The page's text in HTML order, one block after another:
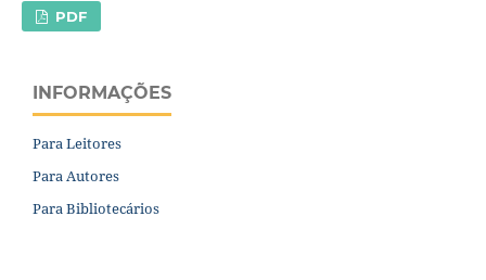
PDF
INFORMAÇÕES
Para Leitores
Para Autores
Para Bibliotecários